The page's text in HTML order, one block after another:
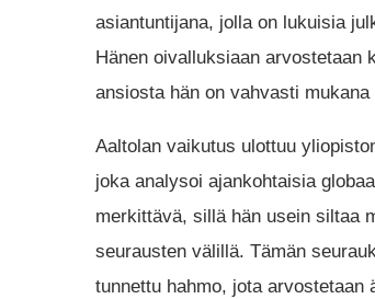
asiantuntijana, jolla on lukuisia
Hänen oivalluksiaan
ansiosta hän on vahvasti
Aaltolan vaikutus ulottuu
joka analysoi ajankohtaisia
merkittävä, sillä hän usein siltaa
seurausten välillä. Tämän
tunnettu hahmo, jota arvostetaan